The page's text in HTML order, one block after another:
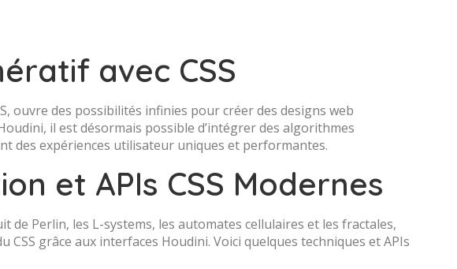
avec CSS
ouvre des possibilités infinies pour créer des designs web
il est désormais possible d’intégrer des algorithmes
des expériences utilisateur uniques et performantes.
et APIs CSS Modernes
de Perlin, les L-systems, les automates cellulaires et les fractales,
grâce aux interfaces Houdini. Voici quelques techniques et APIs